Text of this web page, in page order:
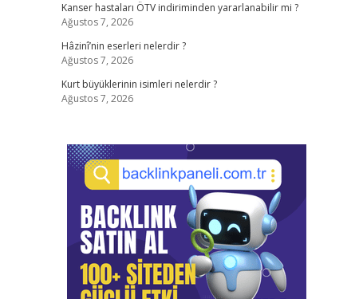
Kanser hastaları ÖTV indiriminden yararlanabilir mi ?
Ağustos 7, 2026
Hâzinî’nin eserleri nelerdir ?
Ağustos 7, 2026
Kurt büyüklerinin isimleri nelerdir ?
Ağustos 7, 2026